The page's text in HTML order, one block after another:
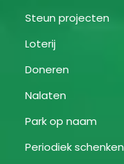
Steun projecten
Loterij
Doneren
Nalaten
Park op naam
Periodiek schenken